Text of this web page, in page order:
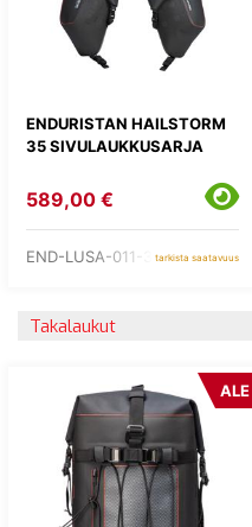
ENDURISTAN HAILSTORM
35 SIVULAUKKUSARJA
589,00 €
END-LUSA-011-35tarkista saatavuus
Takalaukut
ALE